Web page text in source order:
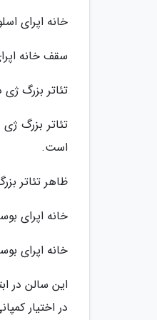
خانه اپرای
سقف خانه
تئاتر بزرگ
تئاتر بزرگ
است.
ظاهر تئاتر
خانه اپرای
خانه اپرای
در اختیار